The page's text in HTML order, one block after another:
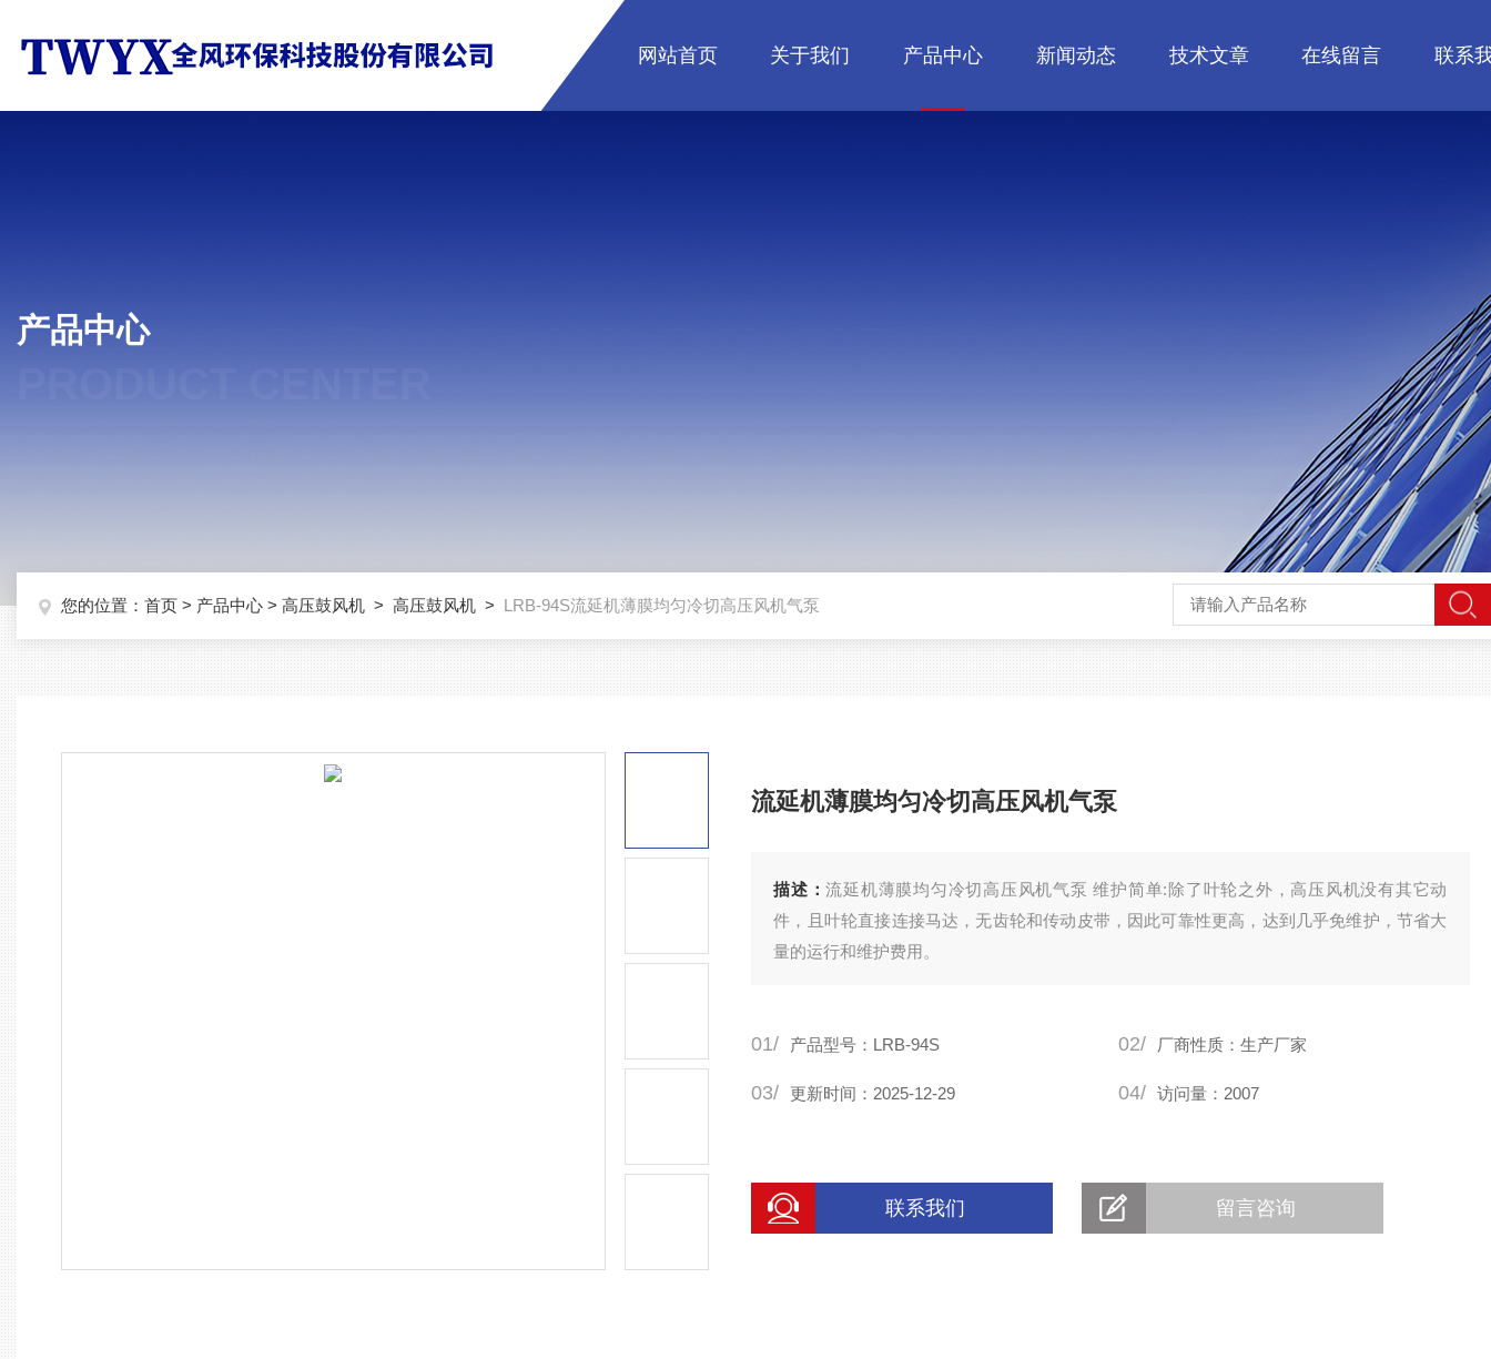
网站首页 关于我们 产品中心 新闻动态 技术文章 在线留言 联系
产品中心
您的位置： 首页 > 产品中心 > 高压鼓风机 > 高压鼓风机 > LRB-94S流延机薄膜均匀冷切高压风机气泵
流延机薄膜均匀冷切高压风机气泵
描述：流延机薄膜均匀冷切高压风机气泵 维护简单:除了叶轮之外，高压风机没有其它动
件，且叶轮直接连接马达，无齿轮和传动皮带，因此可靠性更高，达到几乎免维护，节省大
量的运行和维护费用。
01/ 产品型号：LRB-94S 02/ 厂商性质：生产厂家
03/ 更新时间：2025-12-29 04/ 访问量：2007
联系我们 留言咨询